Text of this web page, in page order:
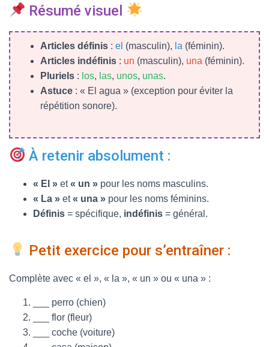
Résumé visuel
Articles définis : el (masculin), la (féminin).
Articles indéfinis : un (masculin), una (féminin).
Pluriels : los, las, unos, unas.
Astuce : « El agua » (exception pour éviter la
répétition sonore).
À retenir absolument :
« El » et« un » pour les noms masculins.
« La » et« una » pour les noms féminins.
Définis = spécifique, indéfinis = général.
Petit exercice pour s’entraîner :
Complète avec « el », « la », « un » ou « una » :
___ perro (chien)
___ flor (fleur)
___ coche (voiture)